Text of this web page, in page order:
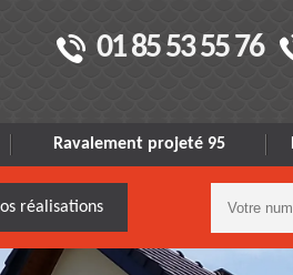
01 85 53 55 76
Ravalement projeté 95
réalisations